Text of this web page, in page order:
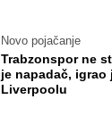
Novo pojačanje
Trabzonspor ne
je napadač, igrao
Liverpoolu